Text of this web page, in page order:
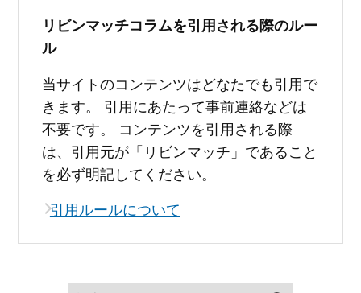
リビンマッチコラムを引用される際のルー
ル
当サイトのコンテンツはどなたでも引用で
きます。 引用にあたって事前連絡などは
不要です。 コンテンツを引用される際
は、引用元が「リビンマッチ」であること
を必ず明記してください。
引用ルールについて